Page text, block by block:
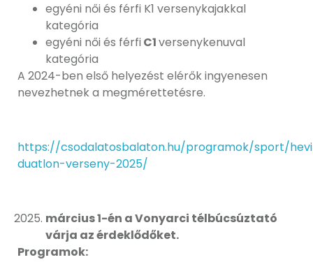
egyéni női és férfi K1 versenykajakkal
kategória
egyéni női és férfi C1versenykenuval
kategória
A 2024-ben első helyezést elérők ingyenesen
nevezhetnek a megmérettetésre.
https://csodalatosbalaton.hu/programok/sport/
duatlon-verseny-2025/
március 1-én a Vonyarci télbúcsúztató
várja az érdeklődőket.
Programok: